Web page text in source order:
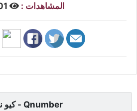
المشاهدات :
كيو نمبر - Qnumber